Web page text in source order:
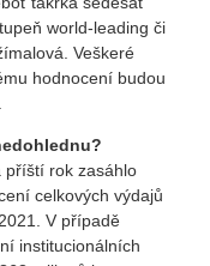
world-leading či
Veškeré
hodnocení budou
příští rok zasáhlo
celkových výdajů
V případě
institucionálních